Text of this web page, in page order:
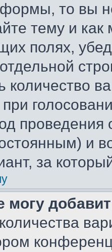
то вы
тему и
полях,
количество
при
проведения
и
за
могу